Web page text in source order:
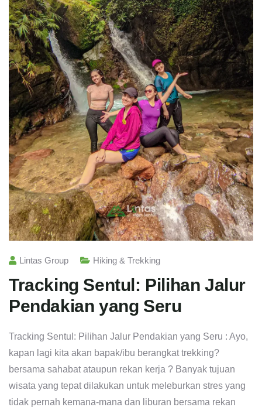
Lintas Group Hiking & Trekking
Tracking Sentul: Pilihan Jalur
Pendakian yang Seru
Tracking Sentul: Pilihan Jalur Pendakian yang Seru : Ayo,
kapan lagi kita akan bapak/ibu berangkat trekking?
bersama sahabat ataupun rekan kerja ? Banyak tujuan
wisata yang tepat dilakukan untuk meleburkan stres yang
tidak pernah kemana-mana dan liburan bersama rekan